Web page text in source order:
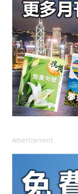
Advertisement